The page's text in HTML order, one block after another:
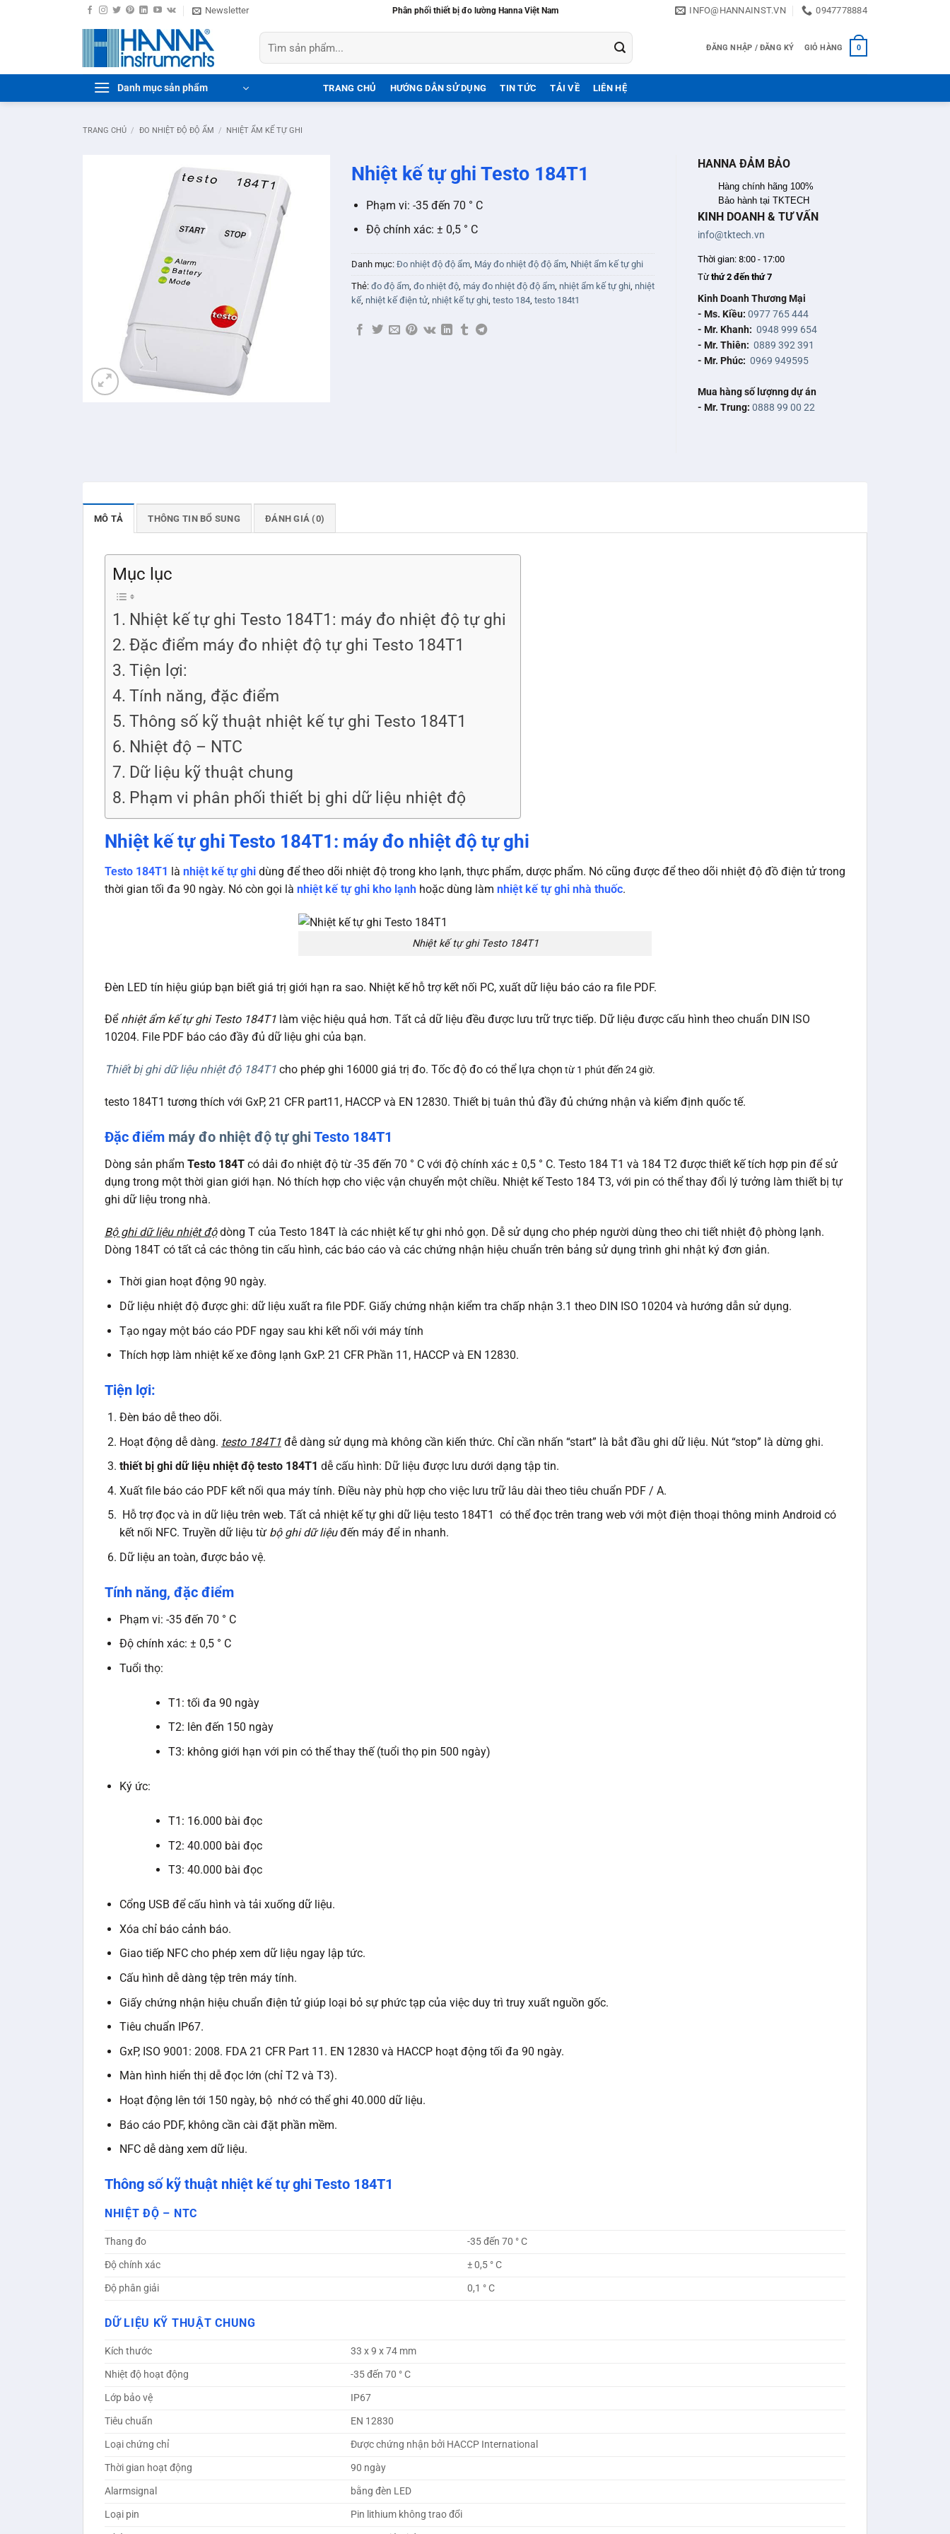
Newsletter Phân phối thiết bị đo lường Hanna Việt Nam INFO@HANNAINST.VN 0947778884
Tìm
kiếm:
ĐĂNG NHẬP / ĐĂNG KÝ GIỎ HÀNG 0
Danh mục sản phẩm TRANG CHỦ HƯỚNG DẪN SỬ DỤNG TIN TỨC TẢI VỀ LIÊN HỆ
TRANG CHỦ / ĐO NHIỆT ĐỘ ĐỘ ẨM / NHIỆT ẨM KẾ TỰ GHI
Nhiệt kế tự ghi Testo 184T1
Phạm vi: -35 đến 70 ° C
Độ chính xác: ± 0,5 ° C
Danh mục: Đo nhiệt độ độ ẩm Máy đo nhiệt độ độ ẩm Nhiệt ẩm kế tự ghi
Thẻ: đo độ ẩm đo nhiệt độ máy đo nhiệt độ độ ẩm nhiệt ẩm kế tự ghi nhiệt
kế nhiệt kế điện tử, nhiệt kế tự ghi testo 184 testo 184t1
HANNA ĐẢM BẢO
Hàng chính hãng 100%
Bảo hành tại TKTECH
KINH DOANH & TƯ VẤN
info@tktech.vn
Thời gian: 8:00 - 17:00
Từthứ 2 đến thứ 7
Kinh Doanh Thương Mại
- Ms. Kiều: 0977 765 444
- Mr. Khanh: 0948 999 654
- Mr. Thiên: 0889 392 391
- Mr. Phúc: 0969 949595
Mua hàng số lượnng dự án
- Mr. Trung: 0888 99 00 22
MÔ TẢ THÔNG TIN BỔ SUNG ĐÁNH GIÁ (0)
Mục lục
Nhiệt kế tự ghi Testo 184T1: máy đo nhiệt độ tự ghi
Đặc điểm máy đo nhiệt độ tự ghi Testo 184T1
Tiện lợi:
Tính năng, đặc điểm
Thông số kỹ thuật nhiệt kế tự ghi Testo 184T1
Nhiệt độ – NTC
Dữ liệu kỹ thuật chung
Phạm vi phân phối thiết bị ghi dữ liệu nhiệt độ
Nhiệt kế tự ghi Testo 184T1: máy đo nhiệt độ tự ghi
Testo 184T1 là nhiệt kế tự ghi dùng để theo dõi nhiệt độ trong kho lạnh, thực phẩm, dược phẩm. Nó cũng được để theo dõi nhiệt độ đồ điện tử trong
thời gian tối đa 90 ngày. Nó còn gọi là nhiệt kế tự ghi kho lạnh hoặc dùng làm nhiệt kế tự ghi nhà thuốc.
Nhiệt kế tự ghi Testo 184T1
Đèn LED tín hiệu giúp bạn biết giá trị giới hạn ra sao. Nhiệt kế hỗ trợ kết nối PC, xuất dữ liệu báo cáo ra file PDF.
Để nhiệt ẩm kế tự ghi Testo 184T1 làm việc hiệu quả hơn. Tất cả dữ liệu đều được lưu trữ trực tiếp. Dữ liệu được cấu hình theo chuẩn DIN ISO
10204. File PDF báo cáo đầy đủ dữ liệu ghi của bạn.
Thiết bị ghi dữ liệu nhiệt độ 184T1 cho phép ghi 16000 giá trị đo. Tốc độ đo có thể lựa chọn từ 1 phút đến 24 giờ.
testo 184T1 tương thích với GxP, 21 CFR part11, HACCP và EN 12830. Thiết bị tuân thủ đầy đủ chứng nhận và kiểm định quốc tế.
Đặc điểm máy đo nhiệt độ tự ghiTesto 184T1
Dòng sản phẩm Testo 184T có dải đo nhiệt độ từ -35 đến 70 ° C với độ chính xác ± 0,5 ° C. Testo 184 T1 và 184 T2 được thiết kế tích hợp pin để sử
dụng trong một thời gian giới hạn. Nó thích hợp cho việc vận chuyển một chiều. Nhiệt kế Testo 184 T3, với pin có thể thay đổi lý tưởng làm thiết bị tự
ghi dữ liệu trong nhà.
Bộ ghi dữ liệu nhiệt độdòng T của Testo 184T là các nhiệt kế tự ghi nhỏ gọn. Dễ sử dụng cho phép người dùng theo chi tiết nhiệt độ phòng lạnh.
Dòng 184T có tất cả các thông tin cấu hình, các báo cáo và các chứng nhận hiệu chuẩn trên bảng sử dụng trình ghi nhật ký đơn giản.
Thời gian hoạt động 90 ngày.
Dữ liệu nhiệt độ được ghi: dữ liệu xuất ra file PDF. Giấy chứng nhận kiểm tra chấp nhận 3.1 theo DIN ISO 10204 và hướng dẫn sử dụng.
Tạo ngay một báo cáo PDF ngay sau khi kết nối với máy tính
Thích hợp làm nhiệt kế xe đông lạnh GxP. 21 CFR Phần 11, HACCP và EN 12830.
Tiện lợi:
Đèn báo dễ theo dõi.
Hoạt động dễ dàng. testo 184T1đễ dàng sử dụng mà không cần kiến thức. Chỉ cần nhấn “start” là bắt đầu ghi dữ liệu. Nút “stop” là dừng ghi.
thiết bị ghi dữ liệu nhiệt độ testo 184T1 dễ cấu hình: Dữ liệu được lưu dưới dạng tập tin.
Xuất file báo cáo PDF kết nối qua máy tính. Điều này phù hợp cho việc lưu trữ lâu dài theo tiêu chuẩn PDF / A.
Hỗ trợ đọc và in dữ liệu trên web. Tất cả nhiệt kế tự ghi dữ liệu testo 184T1 có thể đọc trên trang web với một điện thoại thông minh Android có
kết nối NFC. Truyền dữ liệu từ bộ ghi dữ liệuđến máy để in nhanh.
Dữ liệu an toàn, được bảo vệ.
Tính năng, đặc điểm
Phạm vi: -35 đến 70 ° C
Độ chính xác: ± 0,5 ° C
Tuổi thọ:
T1: tối đa 90 ngày
T2: lên đến 150 ngày
T3: không giới hạn với pin có thể thay thế (tuổi thọ pin 500 ngày)
Ký ức:
T1: 16.000 bài đọc
T2: 40.000 bài đọc
T3: 40.000 bài đọc
Cổng USB để cấu hình và tải xuống dữ liệu.
Xóa chỉ báo cảnh báo.
Giao tiếp NFC cho phép xem dữ liệu ngay lập tức.
Cấu hình dễ dàng tệp trên máy tính.
Giấy chứng nhận hiệu chuẩn điện tử giúp loại bỏ sự phức tạp của việc duy trì truy xuất nguồn gốc.
Tiêu chuẩn IP67.
GxP, ISO 9001: 2008. FDA 21 CFR Part 11. EN 12830 và HACCP hoạt động tối đa 90 ngày.
Màn hình hiển thị dễ đọc lớn (chỉ T2 và T3).
Hoạt động lên tới 150 ngày, bộ nhớ có thể ghi 40.000 dữ liệu.
Báo cáo PDF, không cần cài đặt phần mềm.
NFC dễ dàng xem dữ liệu.
Thông số kỹ thuật nhiệt kế tự ghi Testo 184T1
NHIỆT ĐỘ – NTC
Thang đo
-35 đến 70 ° C
Độ chính xác
± 0,5 ° C
Độ phân giải
0,1 ° C
DỮ LIỆU KỸ THUẬT CHUNG
Kích thước
33 x 9 x 74 mm
Nhiệt độ hoạt động
-35 đến 70 ° C
Lớp bảo vệ
IP67
Tiêu chuẩn
EN 12830
Loại chứng chỉ
Được chứng nhận bởi HACCP International
Thời gian hoạt động
90 ngày
Alarmsignal
bằng đèn LED
Loại pin
Pin lithium không trao đổi